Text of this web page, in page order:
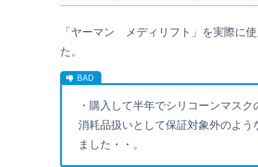
「 ヤーマン メディリフト 」 を実際に
た。
・購入して半年でシリコーンマスク
消耗品扱いとして保証対象外のよう
ました・・。